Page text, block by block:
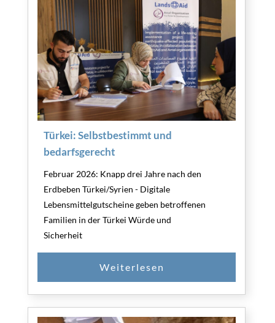
Türkei: Selbstbestimmt und
bedarfsgerecht
Februar 2026: Knapp drei Jahre nach den
Erdbeben Türkei/Syrien - Digitale
Lebensmittelgutscheine geben betroffenen
Familien in der Türkei Würde und
Sicherheit